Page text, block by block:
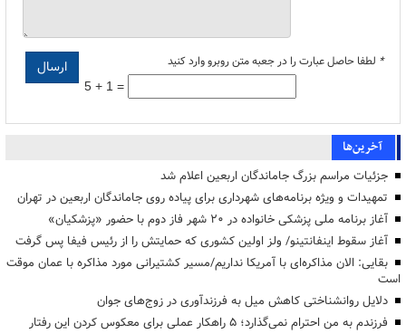
* لطفا حاصل عبارت را در جعبه متن روبرو وارد کنید
5 + 1 =
آخرین‌ها
جزئیات مراسم بزرگ جاماندگان اربعین اعلام شد
تمهیدات و ویژه برنامه‌های شهرداری برای پیاده روی جاماندگان اربعین در تهران
آغاز برنامه ملی پزشکی خانواده در ۲۰ شهر فاز دوم با حضور «پزشکیان»
آغاز سقوط اینفانتینو/ ولز اولین کشوری که حمایتش را از رئیس فیفا پس گرفت
بقایی: الان مذاکره‌ای با آمریکا نداریم/مسیر کشتیرانی مورد مذاکره با عمان موقت
است
دلایل روانشناختی کاهش میل به فرزندآوری در زوج‌های جوان
فرزندم به من احترام نمی‌گذارد؛ ۵ راهکار عملی برای معکوس کردن این رفتار